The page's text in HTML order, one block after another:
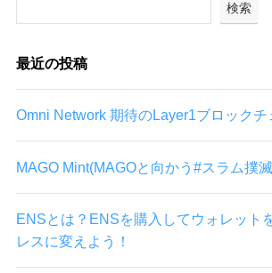
検索
最近の投稿
Omni Network 期待のLayer1ブロックチ
MAGO Mint(MAGOと向かう#スラム撲
ENSとは？ENSを購入してウォレット
レスに変えよう！